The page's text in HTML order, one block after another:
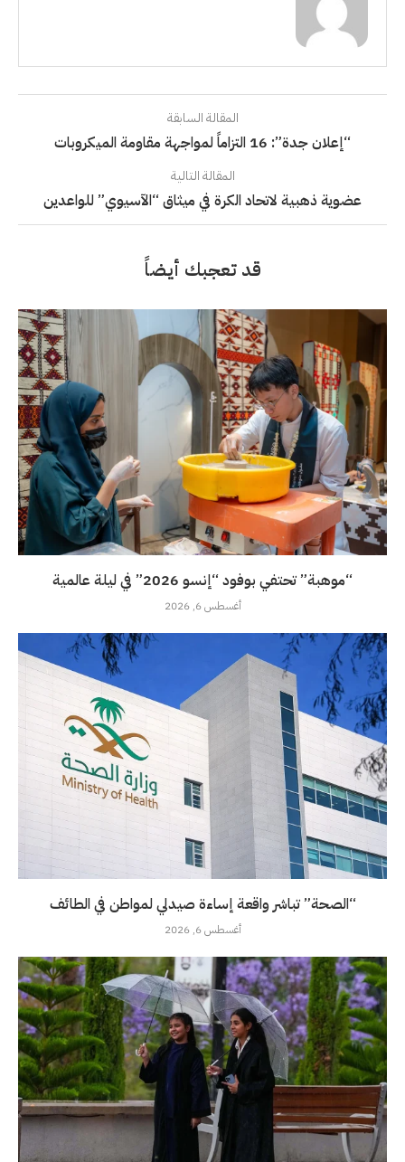
المقالة السابقة
“إعلان جدة”: 16 التزاماً لمواجهة مقاومة الميكروبات
المقالة التالية
عضوية ذهبية لاتحاد الكرة في ميثاق “الآسيوي” للواعدين
قد تعجبك أيضاً
“موهبة” تحتفي بوفود “إنسو 2026” في ليلة عالمية
أغسطس 6, 2026
“الصحة” تباشر واقعة إساءة صيدلي لمواطن في الطائف
أغسطس 6, 2026